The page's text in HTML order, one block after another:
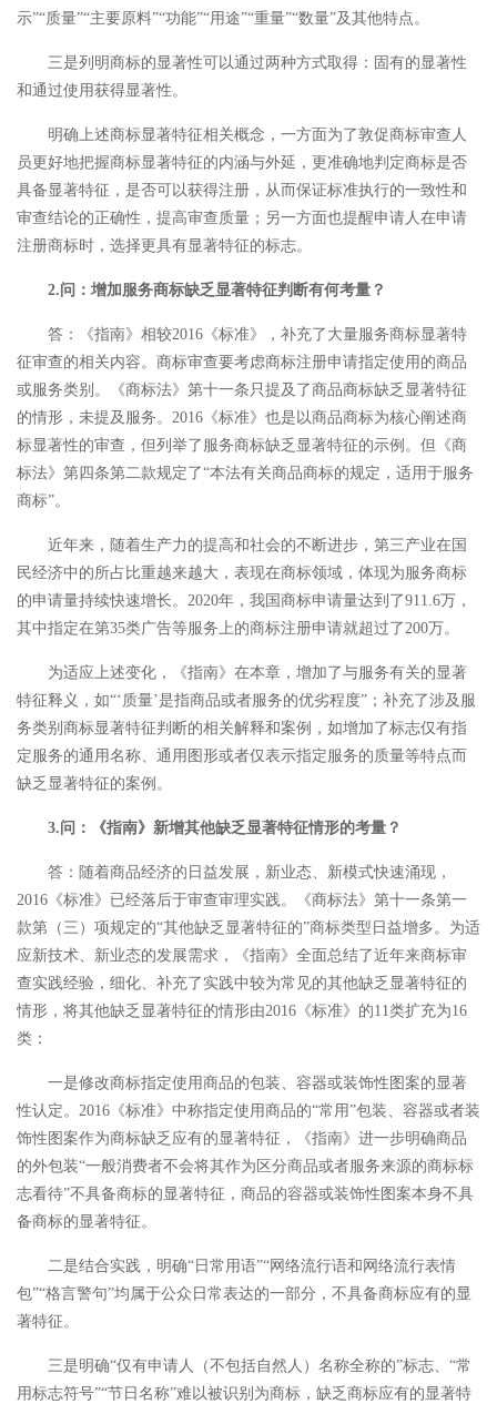
示”“质量”“主要原料”“功能”“用途”“重量”“数量”及其他特点。
三是列明商标的显著性可以通过两种方式取得：固有的显著性
和通过使用获得显著性。
明确上述商标显著特征相关概念，一方面为了敦促商标审查人
员更好地把握商标显著特征的内涵与外延，更准确地判定商标是否
具备显著特征，是否可以获得注册，从而保证标准执行的一致性和
审查结论的正确性，提高审查质量；另一方面也提醒申请人在申请
注册商标时，选择更具有显著特征的标志。
2.问：增加服务商标缺乏显著特征判断有何考量？
答：《指南》相较2016《标准》，补充了大量服务商标显著特
征审查的相关内容。商标审查要考虑商标注册申请指定使用的商品
或服务类别。《商标法》第十一条只提及了商品商标缺乏显著特征
的情形，未提及服务。2016《标准》也是以商品商标为核心阐述商
标显著性的审查，但列举了服务商标缺乏显著特征的示例。但《商
标法》第四条第二款规定了“本法有关商品商标的规定，适用于服务
商标”。
近年来，随着生产力的提高和社会的不断进步，第三产业在国
民经济中的所占比重越来越大，表现在商标领域，体现为服务商标
的申请量持续快速增长。2020年，我国商标申请量达到了911.6万，
其中指定在第35类广告等服务上的商标注册申请就超过了200万。
为适应上述变化，《指南》在本章，增加了与服务有关的显著
特征释义，如“‘质量’是指商品或者服务的优劣程度”；补充了涉及服
务类别商标显著特征判断的相关解释和案例，如增加了标志仅有指
定服务的通用名称、通用图形或者仅表示指定服务的质量等特点而
缺乏显著特征的案例。
3.问：《指南》新增其他缺乏显著特征情形的考量？
答：随着商品经济的日益发展，新业态、新模式快速涌现，
2016《标准》已经落后于审查审理实践。《商标法》第十一条第一
款第（三）项规定的“其他缺乏显著特征的”商标类型日益增多。为适
应新技术、新业态的发展需求，《指南》全面总结了近年来商标审
查实践经验，细化、补充了实践中较为常见的其他缺乏显著特征的
情形，将其他缺乏显著特征的情形由2016《标准》的11类扩充为16
类：
一是修改商标指定使用商品的包装、容器或装饰性图案的显著
性认定。2016《标准》中称指定使用商品的“常用”包装、容器或者装
饰性图案作为商标缺乏应有的显著特征，《指南》进一步明确商品
的外包装“一般消费者不会将其作为区分商品或者服务来源的商标标
志看待”不具备商标的显著特征，商品的容器或装饰性图案本身不具
备商标的显著特征。
二是结合实践，明确“日常用语”“网络流行语和网络流行表情
包”“格言警句”均属于公众日常表达的一部分，不具备商标应有的显
著特征。
三是明确“仅有申请人（不包括自然人）名称全称的”标志、“常
用标志符号”“节日名称”难以被识别为商标，缺乏商标应有的显著特